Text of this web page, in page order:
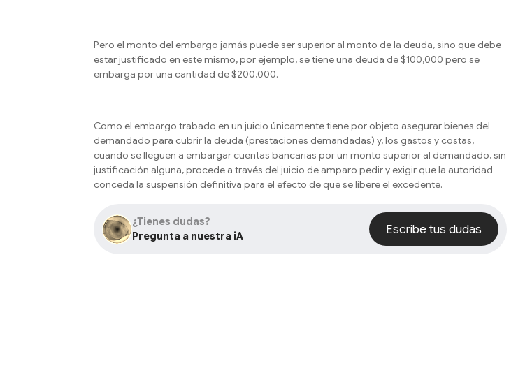
Pero el monto del embargo jamás puede ser superior al monto de la deuda, sino que debe
estar justificado en este mismo, por ejemplo, se tiene una deuda de $100,000 pero se
embarga por una cantidad de $200,000.
Como el embargo trabado en un juicio únicamente tiene por objeto asegurar bienes del
demandado para cubrir la deuda (prestaciones demandadas) y, los gastos y costas,
cuando se lleguen a embargar cuentas bancarias por un monto superior al demandado, sin
justificación alguna, procede a través del juicio de amparo pedir y exigir que la autoridad
conceda la suspensión definitiva para el efecto de que se libere el excedente.
¿Tienes dudas?
Pregunta a nuestra iA
Escribe tus dudas